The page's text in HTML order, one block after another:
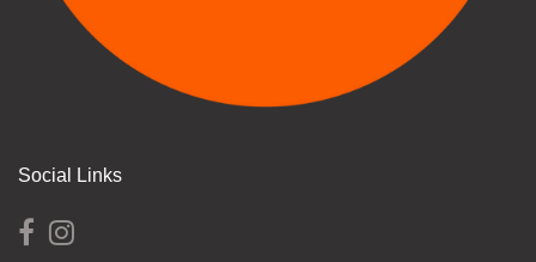
Social Links